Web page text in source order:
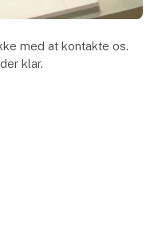
med at kontakte os.
klar.